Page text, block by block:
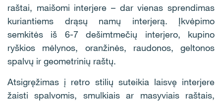
raštai, maišomi interjere – dar vienas sprendimas
kuriantiems drąsų namų interjerą. Įkvėpimo
semkitės iš 6-7 dešimtmečių interjero, kupino
ryškios mėlynos, oranžinės, raudonos, geltonos
spalvų ir geometrinių raštų.
Atsigręžimas į retro stilių suteikia laisvę interjere
žaisti spalvomis, smulkiais ar masyviais raštais,